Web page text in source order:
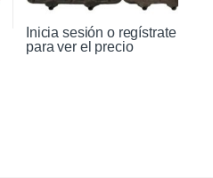
Inicia sesión o regístrate
para ver el precio